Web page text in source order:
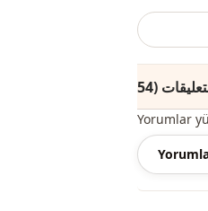
44
الأمامي ،
الخريف
والشتاء.
Yorumlar